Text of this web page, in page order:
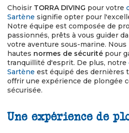
Choisir TORRA DIVING pour votre
Sartène signifie opter pour
Notre équipe est composée de
passionnés, prêts à vous guider
votre aventure sous-marine.
hautes normes de sécurité pour
tranquillité d'esprit. De plus, notre
Sartène est équipé des dernières
offrir une expérience de plongée
sécurisée.
Une expérience de